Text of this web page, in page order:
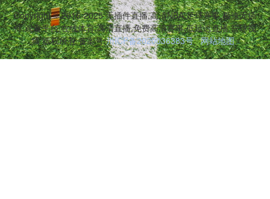
Copyright © 2016-2025 无插件直播,高清NBA,足球赛事,极速无插
件,观看平台,在线体育,高清直播,免费高清赛事,低延迟直播,篮球视
频 版权所有 备案号:川ICP备2020036383号 网站地图